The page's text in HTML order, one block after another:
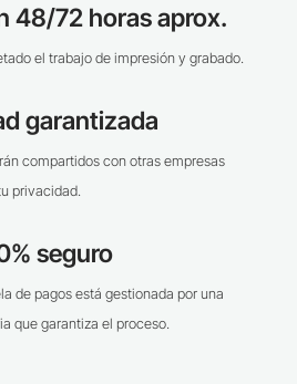
48/72 horas aprox.
el trabajo de impresión y grabado.
garantizada
compartidos con otras empresas
privacidad.
seguro
de pagos está gestionada por una
que garantiza el proceso.